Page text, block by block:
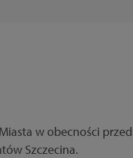
w obecności
Szczecina.